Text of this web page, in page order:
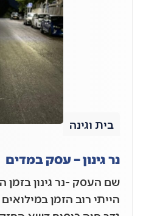
בית וגינה
נר גינון – עסק במדים
שם העסק -נר גינון
הייתי רוב הזמן